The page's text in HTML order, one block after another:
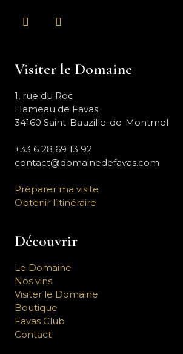
Visiter le Domaine
1, rue du Roc
Hameau de Favas
34160 Saint-Bauzille-de-Montmel
+33 6 28 69 13 92
contact@domainedefavas.com
Préparer ma visite
Obtenir l’itinéraire
Découvrir
Le Domaine
Nos vins
Visiter le Domaine
Boutique
Favas Club
Contact